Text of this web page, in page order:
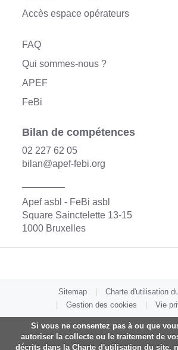
Accès espace opérateurs
FAQ
Qui sommes-nous ?
APEF
FeBi
Bilan de compétences
02 227 62 05
bilan@apef-febi.org
Apef asbl - FeBi asbl
Square Sainctelette 13-15
1000 Bruxelles
Sitemap
Charte d'utilisation
Gestion des cookies
Vie
Si vous ne consentez pas à ou que
autoriser la collecte ou le traitement de
décrits dans la Charte d'utilisation du site,